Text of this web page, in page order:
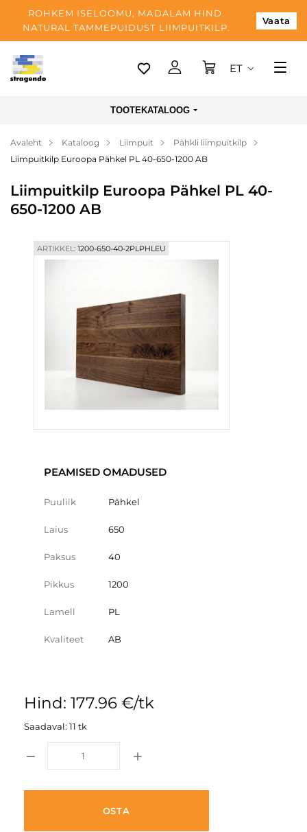
ROHKEM ISELOOMU, MADALAM HIND.
NATURAL TAMMEPUIDUST LIIMPUITKILP.
Vaata
Tallinn
Makse
Blogi
ET
TOOTEKATALOOG
Avaleht Kataloog Liimpuit
Pähkli liimpuitkilp
Liimpuitkilp Euroopa Pähkel PL 40-650-1200 AB
Liimpuitkilp Euroopa Pähkel PL 40-
650-1200 AB
ARTIKKEL:1200-650-40-2PLPHLEU
PEAMISED OMADUSED
Puuliik Pähkel
Laius 650
Paksus 40
Pikkus 1200
Lamell PL
Kvaliteet AB
Hind: 177.96 €/tk
Saadaval: 11 tk
OSTA